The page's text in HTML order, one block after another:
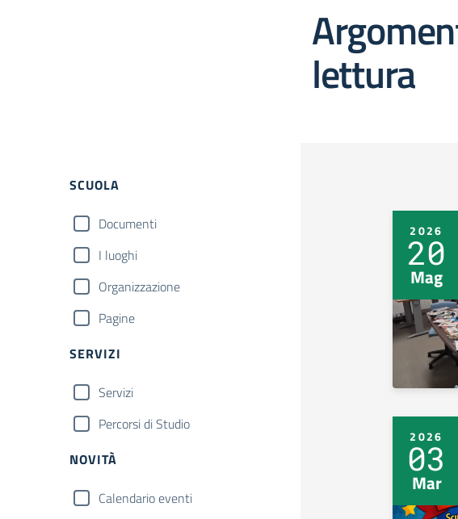
lettura
SCUOLA
Documenti
I luoghi
Organizzazione
Pagine
SERVIZI
Servizi
Percorsi di Studio
NOVITÀ
Calendario eventi
2026
20
Mag
2026
03
Mar